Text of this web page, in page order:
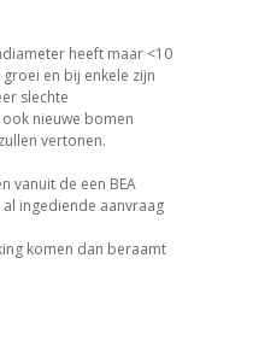
heeft maar <10
en bij enkele zijn
slechte
nieuwe bomen
vertonen.
vanuit de een BEA
ingediende aanvraag
komen dan beraamt